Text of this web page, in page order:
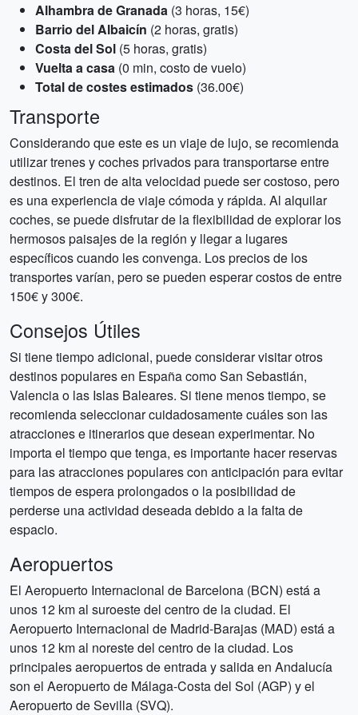
Alhambra de Granada (3 horas, 15€)
Barrio del Albaicín (2 horas, gratis)
Costa del Sol (5 horas, gratis)
Vuelta a casa (0 min, costo de vuelo)
Total de costes estimados (36.00€)
Transporte
Considerando que este es un viaje de lujo, se recomienda
utilizar trenes y coches privados para transportarse entre
destinos. El tren de alta velocidad puede ser costoso, pero
es una experiencia de viaje cómoda y rápida. Al alquilar
coches, se puede disfrutar de la flexibilidad de explorar los
hermosos paisajes de la región y llegar a lugares
específicos cuando les convenga. Los precios de los
transportes varían, pero se pueden esperar costos de entre
150€ y 300€.
Consejos Útiles
Si tiene tiempo adicional, puede considerar visitar otros
destinos populares en España como San Sebastián,
Valencia o las Islas Baleares. Si tiene menos tiempo, se
recomienda seleccionar cuidadosamente cuáles son las
atracciones e itinerarios que desean experimentar. No
importa el tiempo que tenga, es importante hacer reservas
para las atracciones populares con anticipación para evitar
tiempos de espera prolongados o la posibilidad de
perderse una actividad deseada debido a la falta de
espacio.
Aeropuertos
El Aeropuerto Internacional de Barcelona (BCN) está a
unos 12 km al suroeste del centro de la ciudad. El
Aeropuerto Internacional de Madrid-Barajas (MAD) está a
unos 12 km al noreste del centro de la ciudad. Los
principales aeropuertos de entrada y salida en Andalucía
son el Aeropuerto de Málaga-Costa del Sol (AGP) y el
Aeropuerto de Sevilla (SVQ).